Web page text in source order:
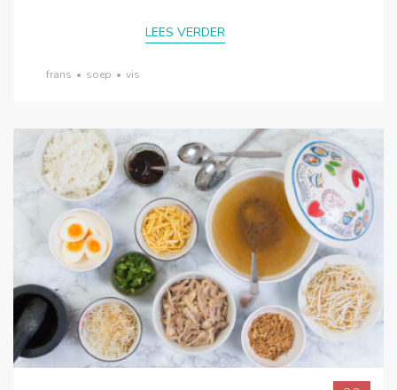
LEES VERDER
frans • soep • vis